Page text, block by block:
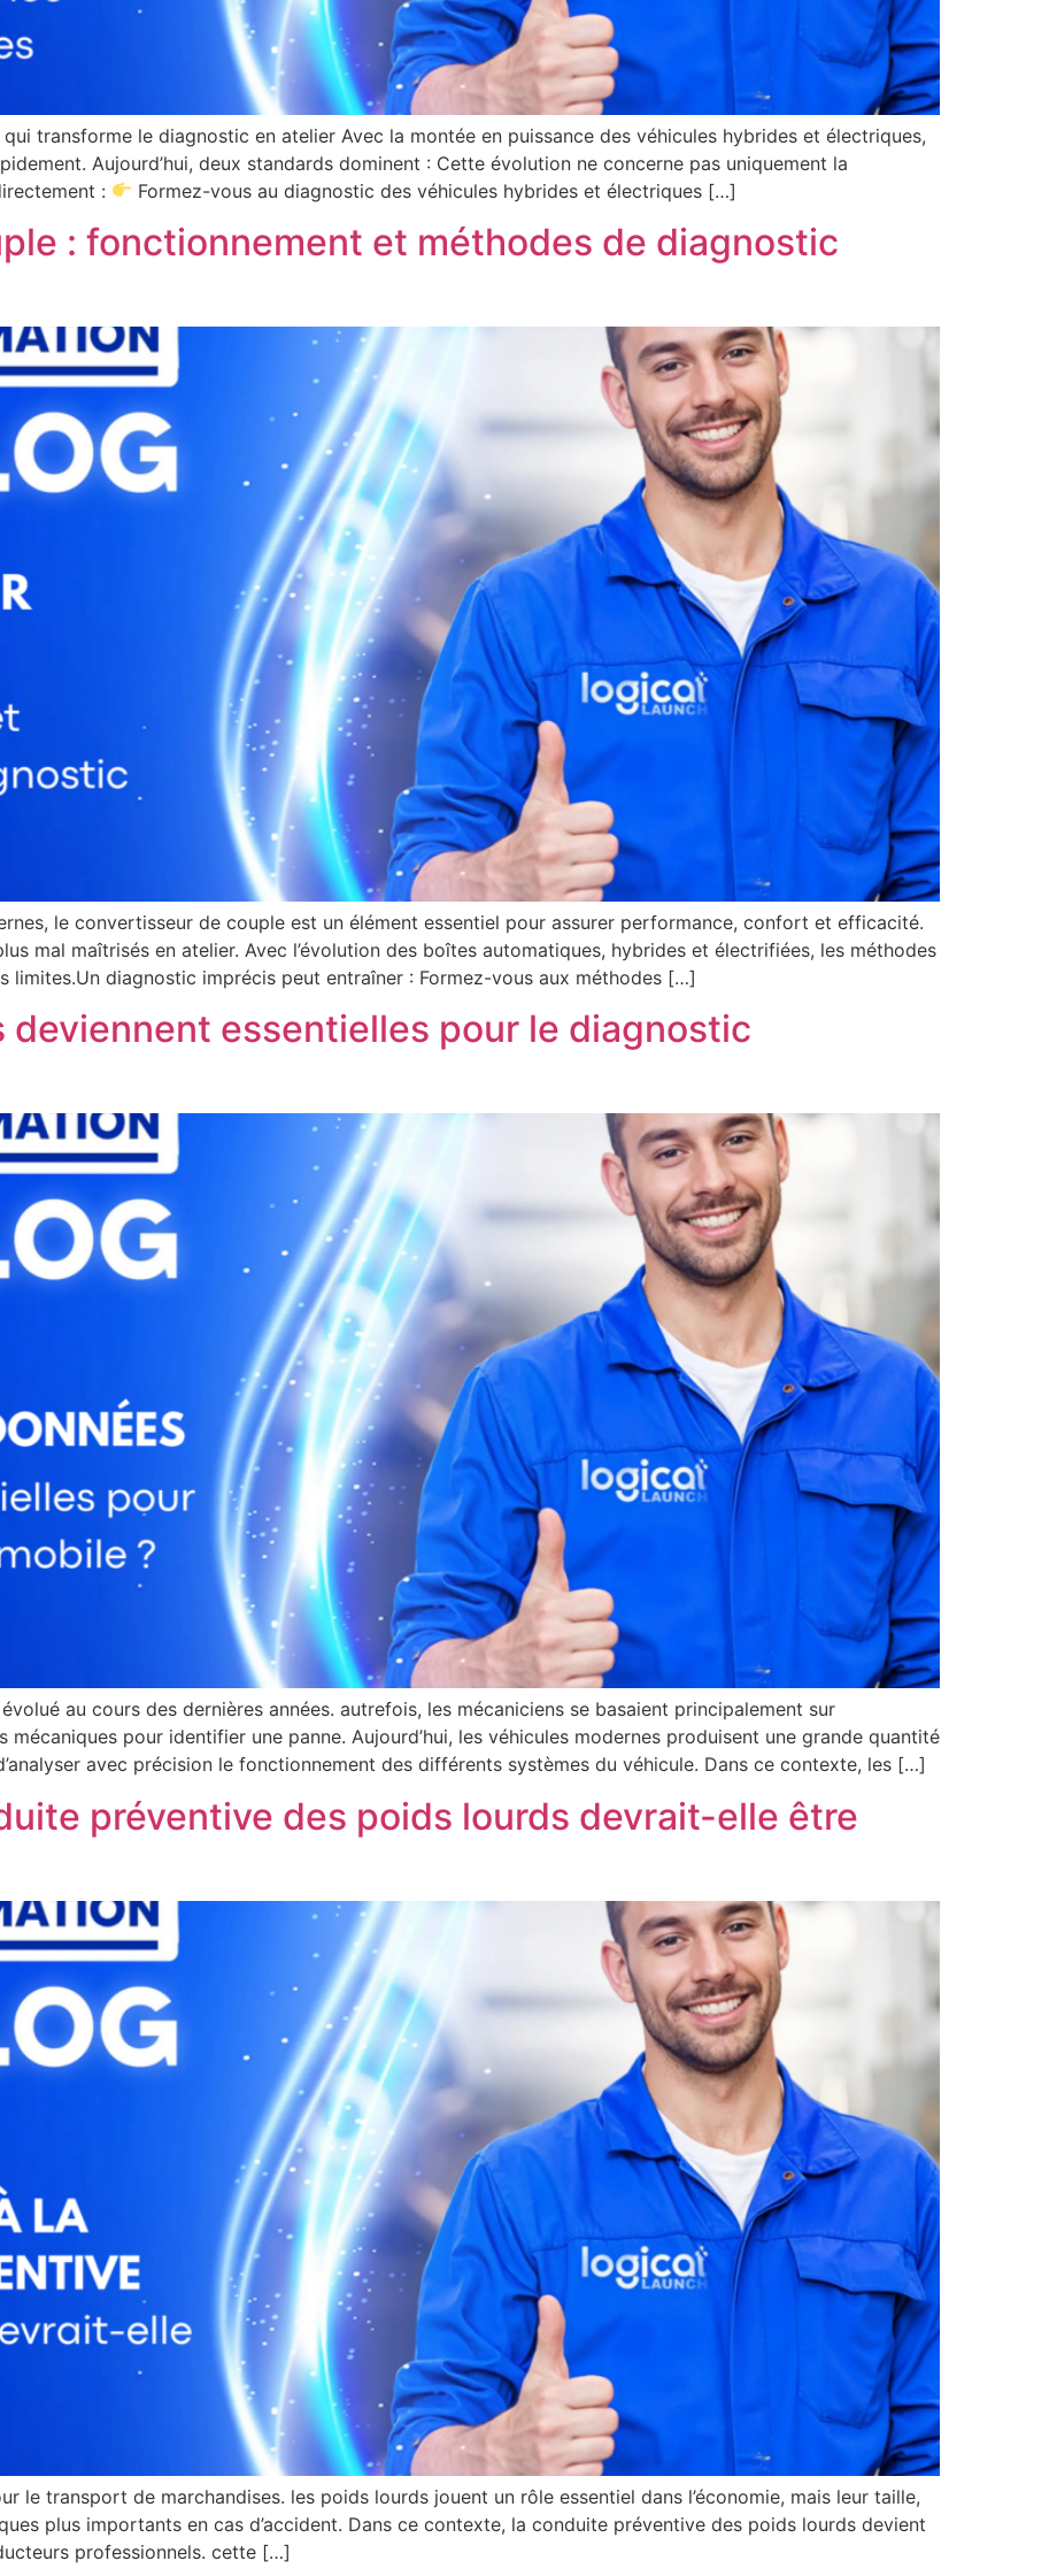
transforme le diagnostic en atelier Avec la montée en puissance des véhicules hybrides et électriques,
Aujourd’hui, deux standards dominent : Cette évolution ne concerne pas uniquement la
:
Formez-vous au diagnostic des véhicules hybrides et électriques […]
: fonctionnement et méthodes de diagnostic
le convertisseur de couple est un élément essentiel pour assurer performance, confort et efficacité.
mal maîtrisés en atelier. Avec l’évolution des boîtes automatiques, hybrides et électrifiées, les méthodes
limites.Un diagnostic imprécis peut entraîner : Formez-vous aux méthodes […]
deviennent essentielles pour le diagnostic
au cours des dernières années. autrefois, les mécaniciens se basaient principalement sur
mécaniques pour identifier une panne. Aujourd’hui, les véhicules modernes produisent une grande quantité
avec précision le fonctionnement des différents systèmes du véhicule. Dans ce contexte, les […]
préventive des poids lourds devrait-elle être
le transport de marchandises. les poids lourds jouent un rôle essentiel dans l’économie, mais leur taille,
plus importants en cas d’accident. Dans ce contexte, la conduite préventive des poids lourds devient
professionnels. cette […]